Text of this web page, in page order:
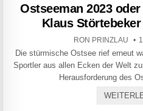
Ostseeman 2023
Klaus
AUTHOR:
RON PRINZLAU
Die stürmische Ostsee rief erneut
Sportler aus allen Ecken der Welt
Herausforderung des